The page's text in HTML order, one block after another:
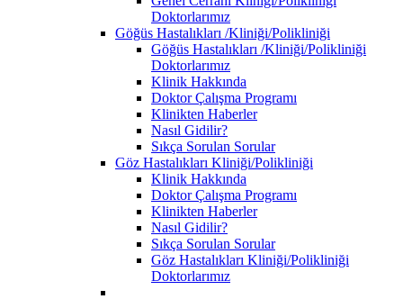
Doktorlarımız
Göğüs Hastalıkları /Kliniği/Polikliniği
Göğüs Hastalıkları /Kliniği/Polikliniği
Doktorlarımız
Klinik Hakkında
Doktor Çalışma Programı
Klinikten Haberler
Nasıl Gidilir?
Sıkça Sorulan Sorular
Göz Hastalıkları Kliniği/Polikliniği
Klinik Hakkında
Doktor Çalışma Programı
Klinikten Haberler
Nasıl Gidilir?
Sıkça Sorulan Sorular
Göz Hastalıkları Kliniği/Polikliniği
Doktorlarımız